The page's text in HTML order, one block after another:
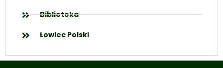
Biblioteka
Łowiec Polski